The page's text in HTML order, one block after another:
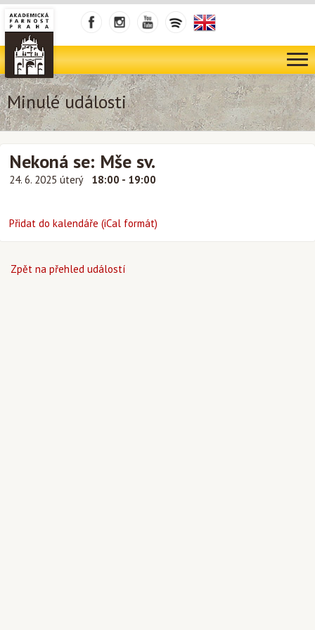
Minulé události
Nekoná se: Mše sv.
24. 6. 2025 úterý 18:00 - 19:00
Přidat do kalendáře (iCal formát)
Zpět na přehled událostí